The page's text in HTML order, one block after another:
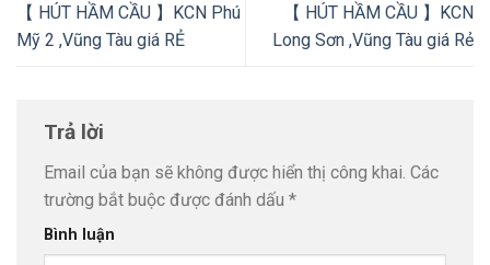
【 HÚT HẦM CẦU 】KCN Phú
Mỹ 2 ,Vũng Tàu giá RẺ
【 HÚT HẦM CẦU 】KCN
Long Sơn ,Vũng Tàu giá Rẻ
Trả lời
Email của bạn sẽ không được hiển thị công khai. Các
trường bắt buộc được đánh dấu *
Bình luận